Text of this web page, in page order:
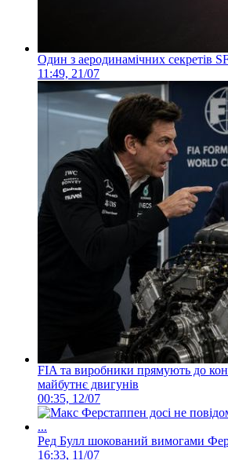
Один з аеродинамічних секретів
11:49, 21/07
FIA та виробники прямують до
майбутнє двигунів
00:35, 12/07
Ред Булл шокований вимогами
16:33, 11/07